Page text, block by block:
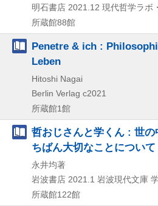
明石書店 2021.12 現代哲学ラボ
所蔵館88館
Penetre & ich :
Leben
Hitoshi Nagai
Berlin Verlag c2021
所蔵館1館
哲おじさんと学くん : 世
ちばん大切なことについて
永井均著
岩波書店 2021.1 岩波現代文庫
所蔵館122館